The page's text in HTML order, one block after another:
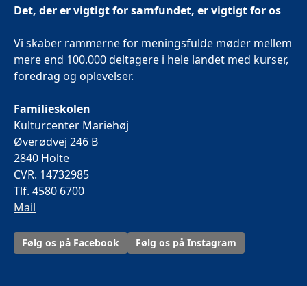
Det, der er vigtigt for samfundet, er vigtigt for os
Vi skaber rammerne for meningsfulde møder mellem
mere end 100.000 deltagere i hele landet med kurser,
foredrag og oplevelser.
Familieskolen
Kulturcenter Mariehøj
Øverødvej 246 B
2840 Holte
CVR. 14732985
Tlf. 4580 6700
Mail
Følg os på Facebook Følg os på Instagram